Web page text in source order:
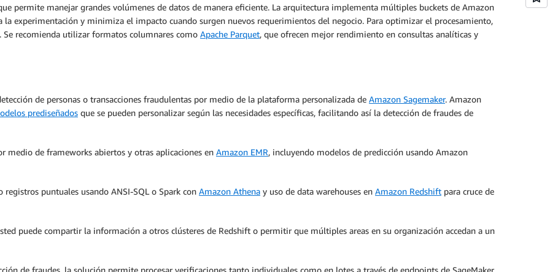
permite manejar grandes volúmenes de datos de manera eficiente. La arquitectura implementa múltiples buckets de Amazon
experimentación y minimiza el impacto cuando surgen nuevos requerimientos del negocio. Para optimizar el procesamiento,
Se recomienda utilizar formatos columnares como Apache Parquet, que ofrecen mejor rendimiento en consultas analíticas y
de personas o transacciones fraudulentas por medio de la plataforma personalizada de Amazon Sagemaker. Amazon
prediseñados que se pueden personalizar según las necesidades específicas, facilitando así la detección de fraudes de
medio de frameworks abiertos y otras aplicaciones en Amazon EMR, incluyendo modelos de predicción usando Amazon
puntuales usando ANSI-SQL o Spark con Amazon Athena y uso de data warehouses en Amazon Redshift para cruce de
puede compartir la información a otros clústeres de Redshift o permitir que múltiples areas en su organización accedan a un